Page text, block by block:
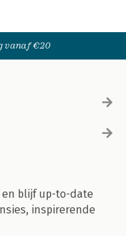
vanaf €20
en blijf up-to-date
inspirerende